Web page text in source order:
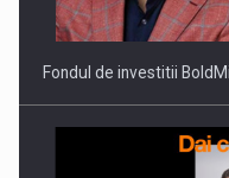
Fondul de investitii